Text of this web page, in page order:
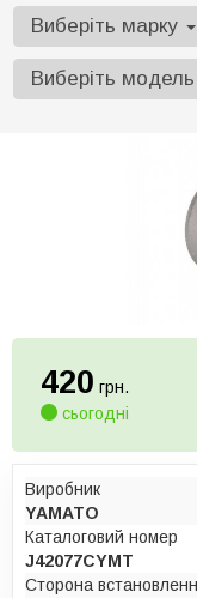
Виберіть марку
Виберіть модель
420 грн.
сьогодні
Виробник
YAMATO
Каталоговий номер
J42077CYMT
Сторона